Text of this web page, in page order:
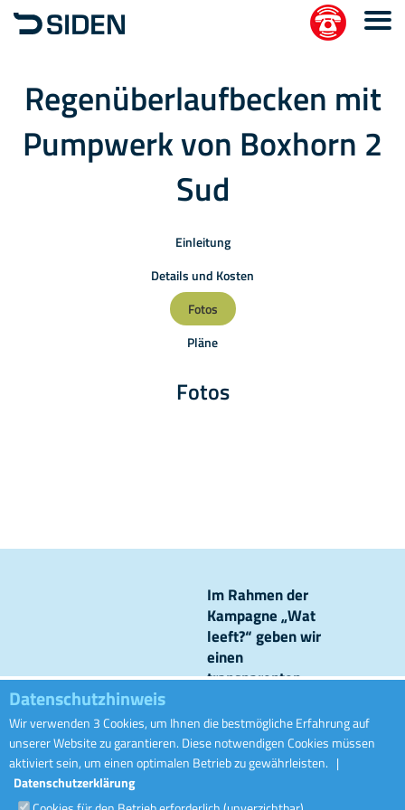
Regenüberlaufbecken mit
Pumpwerk von Boxhorn 2
Sud
Einleitung
Details und Kosten
Fotos
Pläne
Fotos
Datenschutzhinweis
Wir verwenden 3 Cookies, um Ihnen die bestmögliche Erfahrung auf
unserer Website zu garantieren. Diese notwendigen Cookies müssen
aktiviert sein, um einen optimalen Betrieb zu gewährleisten. |
Datenschutzerklärung
Im Rahmen der
Kampagne „Wat
leeft?“ geben wir
einen
transparenten
Kanalisationsnetze
und Kläranlagen
und zeigen,
Abwasser vom